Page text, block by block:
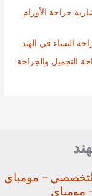
جراحة الأورام
النساء في الهند
التجميل والجراحة
– مومباي
مومباي